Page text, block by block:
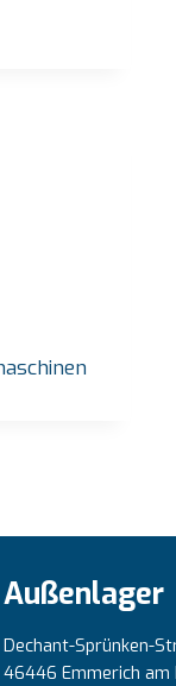
Außenlager
Dechant-Sprünken-
46446 Emmerich am